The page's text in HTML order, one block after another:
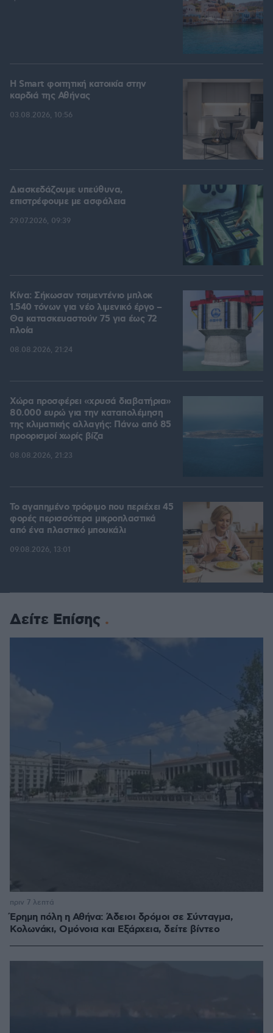
Η Smart φοιτητική κατοικία στην
καρδιά της Αθήνας
03.08.2026, 10:56
Διασκεδάζουμε υπεύθυνα,
επιστρέφουμε με ασφάλεια
29.07.2026, 09:39
Κίνα: Σήκωσαν τσιμεντένιο μπλοκ
1.540 τόνων για νέο λιμενικό έργο –
Θα κατασκευαστούν 75 για έως 72
πλοία
08.08.2026, 21:24
Χώρα προσφέρει «χρυσά διαβατήρια»
80.000 ευρώ για την καταπολέμηση
της κλιματικής αλλαγής: Πάνω από 85
προορισμοί χωρίς βίζα
08.08.2026, 21:23
Το αγαπημένο τρόφιμο που περιέχει 45
φορές περισσότερα μικροπλαστικά
από ένα πλαστικό μπουκάλι
09.08.2026, 13:01
Δείτε Επίσης
Έρημη πόλη η Αθήνα: Άδειοι δρόμοι σε Σύνταγμα,
Κολωνάκι, Ομόνοια και Εξάρχεια, δείτε βίντεο
πριν 7 λεπτά